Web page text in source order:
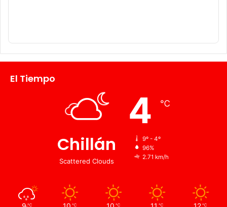
El Tiempo
Chillán
Scattered Clouds
4 ℃
9º - 4º
96%
2.71 km/h
℃ ℃ ℃ ℃ ℃